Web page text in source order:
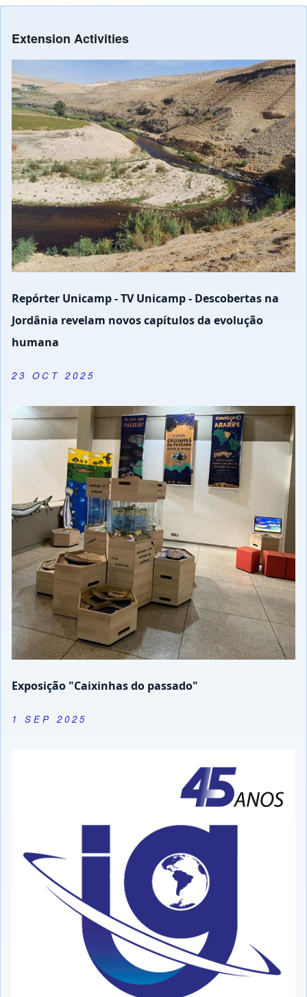
Extension Activities
Repórter Unicamp - TV Unicamp - Descobertas na
Jordânia revelam novos capítulos da evolução
humana
23 OCT 2025
Exposição "Caixinhas do passado"
1 SEP 2025